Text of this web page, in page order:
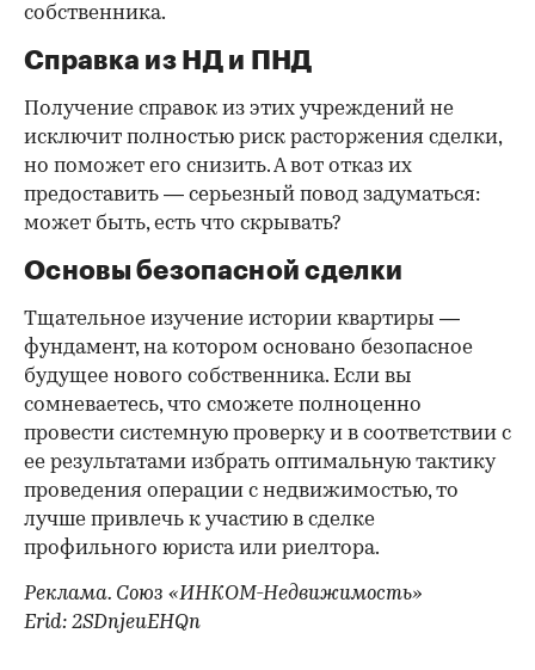
собственника.
Справка из НД и ПНД
Получение справок из этих учреждений не
исключит полностью риск расторжения сделки,
но поможет его снизить. А вот отказ их
предоставить — серьезный повод задуматься:
может быть, есть что скрывать?
Основы безопасной сделки
Тщательное изучение истории квартиры —
фундамент, на котором основано безопасное
будущее нового собственника. Если вы
сомневаетесь, что сможете полноценно
провести системную проверку и в соответствии с
ее результатами избрать оптимальную тактику
проведения операции с недвижимостью, то
лучше привлечь к участию в сделке
профильного юриста или риелтора.
Реклама. Союз «ИНКОМ-Недвижимость»
Erid: 2SDnjeuEHQn